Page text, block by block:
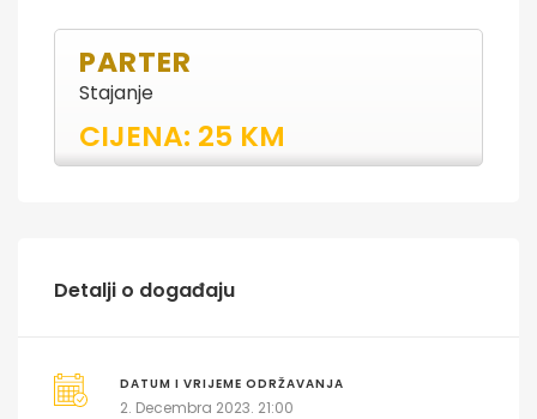
PARTER
Stajanje
CIJENA: 25 KM
Detalji o događaju
DATUM I VRIJEME ODRŽAVANJA
2. Decembra 2023. 21:00